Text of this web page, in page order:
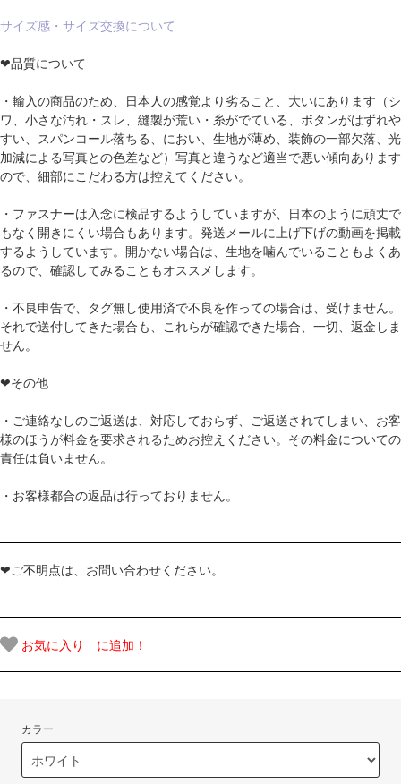
サイズ感・サイズ交換について
❤品質について
・輸入の商品のため、日本人の感覚より劣ること、大いにあります（シ
ワ、小さな汚れ・スレ、縫製が荒い・糸がでている、ボタンがはずれや
すい、スパンコール落ちる、におい、生地が薄め、装飾の一部欠落、光
加減による写真との色差など）写真と違うなど適当で悪い傾向あります
ので、細部にこだわる方は控えてください。
・ファスナーは入念に検品するようしていますが、日本のように頑丈で
もなく開きにくい場合もあります。発送メールに上げ下げの動画を掲載
するようしています。開かない場合は、生地を噛んでいることもよくあ
るので、確認してみることもオススメします。
・不良申告で、タグ無し使用済で不良を作っての場合は、受けません。
それで送付してきた場合も、これらが確認できた場合、一切、返金しま
せん。
❤その他
・ご連絡なしのご返送は、対応しておらず、ご返送されてしまい、お客
様のほうが料金を要求されるためお控えください。その料金についての
責任は負いません。
・お客様都合の返品は行っておりません。
❤ご不明点は、お問い合わせください。
お気に入り に追加！
カラー